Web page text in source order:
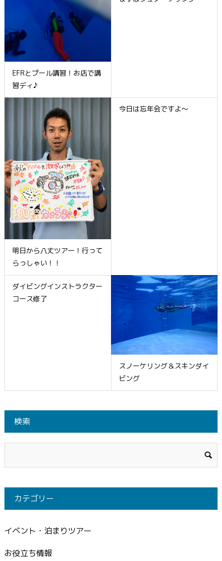
EFRとプール講習！お店で講
習ディ♪
明日から八丈ツアー！行って
らっしゃい！！
今日は忘年会ですよ～
ダイビングインストラクター
コース修了
スノーケリング＆スキンダイ
ビング
検索
カテゴリー
イベント・泊まりツアー
お役立ち情報